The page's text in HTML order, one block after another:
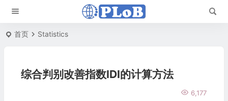
首页 Statistics
综合判别改善指数IDI的计算方法
6,177